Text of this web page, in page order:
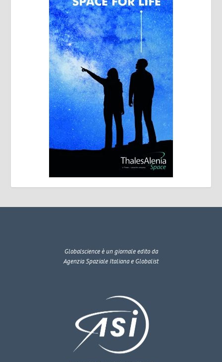
Globalscienceè un giornale edito da
Agenzia Spaziale Italiana e Globalist